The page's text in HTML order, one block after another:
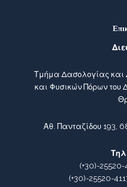
Τμήμα Δασολογίας και
και Φυσικών Πόρων του
Αθ. Πανταζίδου 193,
(+30)-25520-
(+30)-25520-